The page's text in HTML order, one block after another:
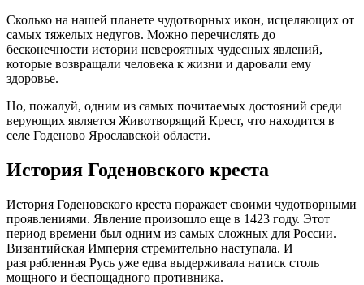
Сколько на нашей планете чудотворных икон, исцеляющих от
самых тяжелых недугов. Можно перечислять до
бесконечности истории невероятных чудесных явлений,
которые возвращали человека к жизни и даровали ему
здоровье.
Но, пожалуй, одним из самых почитаемых достояний среди
верующих является Животворящий Крест, что находится в
селе Годеново Ярославской области.
История Годеновского креста
История Годеновского креста поражает своими чудотворными
проявлениями. Явление произошло еще в 1423 году. Этот
период времени был одним из самых сложных для России.
Византийская Империя стремительно наступала. И
разграбленная Русь уже едва выдерживала натиск столь
мощного и беспощадного противника.